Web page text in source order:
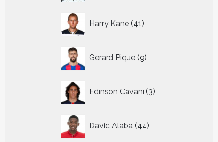
Harry Kane 41
producten
Gerard Pique 9
producten
Edinson Cavani 3
producten
David Alaba 44
producten